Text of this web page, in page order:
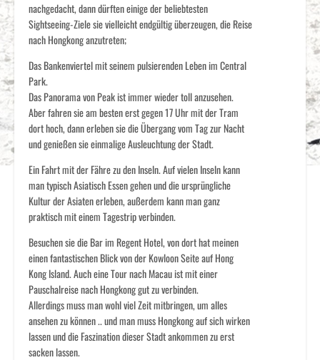
nachgedacht, dann dürften einige der beliebtesten
Sightseeing-Ziele sie vielleicht endgültig überzeugen, die Reise
nach Hongkong anzutreten;
Das Bankenviertel mit seinem pulsierenden Leben im Central
Park.
Das Panorama von Peak ist immer wieder toll anzusehen.
Aber fahren sie am besten erst gegen 17 Uhr mit der Tram
dort hoch, dann erleben sie die Übergang vom Tag zur Nacht
und genießen sie einmalige Ausleuchtung der Stadt.
Ein Fahrt mit der Fähre zu den Inseln. Auf vielen Inseln kann
man typisch Asiatisch Essen gehen und die ursprüngliche
Kultur der Asiaten erleben, außerdem kann man ganz
praktisch mit einem Tagestrip verbinden.
Besuchen sie die Bar im Regent Hotel, von dort hat meinen
einen fantastischen Blick von der Kowloon Seite auf Hong
Kong Island. Auch eine Tour nach Macau ist mit einer
Pauschalreise nach Hongkong gut zu verbinden.
Allerdings muss man wohl viel Zeit mitbringen, um alles
ansehen zu können .. und man muss Hongkong auf sich wirken
lassen und die Faszination dieser Stadt ankommen zu erst
sacken lassen.